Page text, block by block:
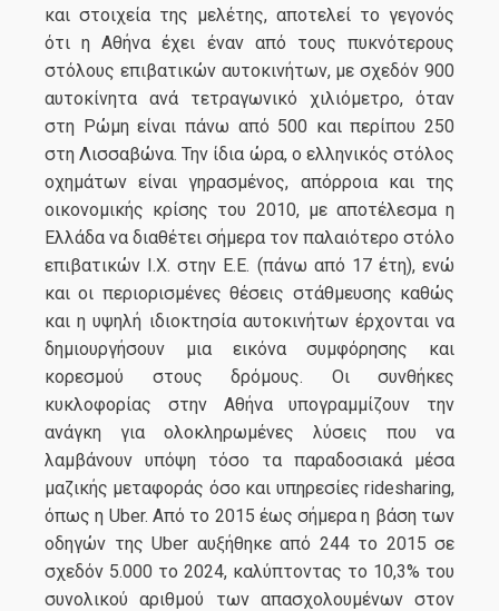
και στοιχεία της μελέτης, αποτελεί το γεγονός
ότι η Αθήνα έχει έναν από τους πυκνότερους
στόλους επιβατικών αυτοκινήτων, με σχεδόν 900
αυτοκίνητα ανά τετραγωνικό χιλιόμετρο, όταν
στη Ρώμη είναι πάνω από 500 και περίπου 250
στη Λισσαβώνα. Την ίδια ώρα, ο ελληνικός στόλος
οχημάτων είναι γηρασμένος, απόρροια και της
οικονομικής κρίσης του 2010, με αποτέλεσμα η
Ελλάδα να διαθέτει σήμερα τον παλαιότερο στόλο
επιβατικών Ι.Χ. στην Ε.Ε. (πάνω από 17 έτη), ενώ
και οι περιορισμένες θέσεις στάθμευσης καθώς
και η υψηλή ιδιοκτησία αυτοκινήτων έρχονται να
δημιουργήσουν μια εικόνα συμφόρησης και
κορεσμού στους δρόμους. Οι συνθήκες
κυκλοφορίας στην Αθήνα υπογραμμίζουν την
ανάγκη για ολοκληρωμένες λύσεις που να
λαμβάνουν υπόψη τόσο τα παραδοσιακά μέσα
μαζικής μεταφοράς όσο και υπηρεσίες ridesharing,
όπως η Uber. Από το 2015 έως σήμερα η βάση των
οδηγών της Uber αυξήθηκε από 244 το 2015 σε
σχεδόν 5.000 το 2024, καλύπτοντας το 10,3% του
συνολικού αριθμού των απασχολουμένων στον